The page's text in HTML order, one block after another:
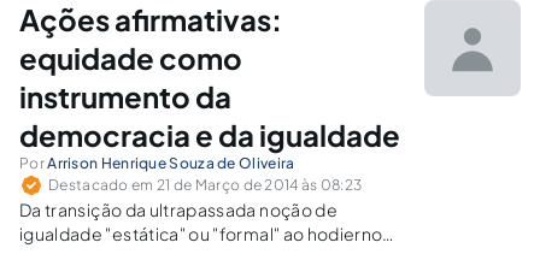
Ações afirmativas:
equidade como
instrumento da
democracia e da igualdade
PorArrison Henrique Souza de Oliveira
Destacado em 21 de Março de 2014 às 08:23
Da transição da ultrapassada noção de
igualdade "estática" ou "formal" ao hodierno